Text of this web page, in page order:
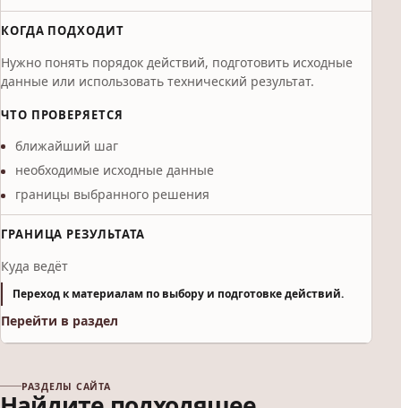
КОГДА ПОДХОДИТ
Нужно понять порядок действий, подготовить исходные
данные или использовать технический результат.
ЧТО ПРОВЕРЯЕТСЯ
ближайший шаг
необходимые исходные данные
границы выбранного решения
ГРАНИЦА РЕЗУЛЬТАТА
Куда ведёт
Переход к материалам по выбору и подготовке действий.
Перейти в раздел
РАЗДЕЛЫ САЙТА